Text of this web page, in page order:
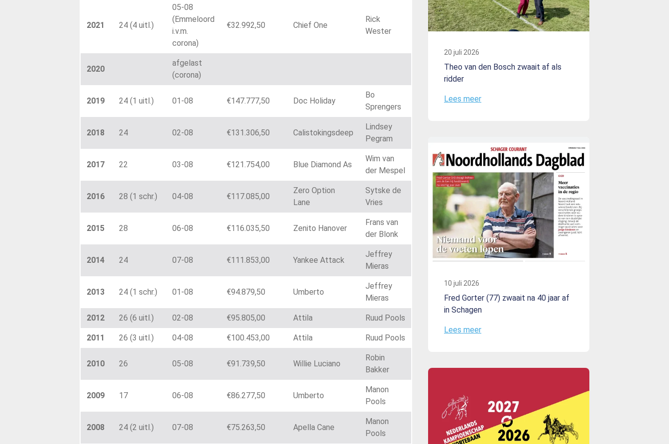
2021 24 (4 uitl.)
05-08
(Emmeloord
i.v.m.
corona)
€32.992,50 Chief One
Rick
Wester
2020
afgelast
(corona)
2019 24 (1 uitl.) 01-08 €147.777,50 Doc Holiday
Bo
Sprengers
2018 24 02-08 €131.306,50 Calistokingsdeep
Lindsey
Pegram
2017 22 03-08 €121.754,00 Blue Diamond As
Wim van
der Mespel
2016 28 (1 schr.) 04-08 €117.085,00
Zero Option
Lane
Sytske de
Vries
2015 28 06-08 €116.035,50 Zenito Hanover
Frans van
der Blonk
2014 24 07-08 €111.853,00 Yankee Attack
Jeffrey
Mieras
2013 24 (1 schr.) 01-08 €94.879,50 Umberto
Jeffrey
Mieras
2012 26 (6 uitl.) 02-08 €95.805,00 Attila Ruud Pools
2011 26 (3 uitl.) 04-08 €100.453,00 Attila Ruud Pools
2010 26 05-08 €91.739,50 Willie Luciano
Robin
Bakker
2009 17 06-08 €86.277,50 Umberto
Manon
Pools
2008 24 (2 uitl.) 07-08 €75.263,50 Apella Cane
Manon
Pools
20 juli 2026
Theo van den Bosch zwaait af als
ridder
Lees meer
10 juli 2026
Fred Gorter (77) zwaait na 40 jaar af
in Schagen
Lees meer